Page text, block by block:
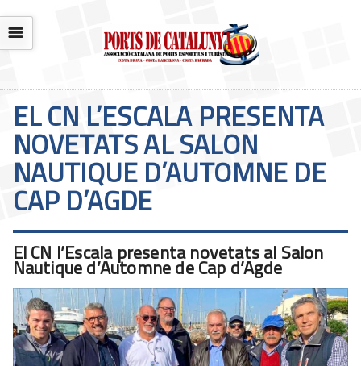
☰
EL CN L’ESCALA PRESENTA
NOVETATS AL SALON
NAUTIQUE D’AUTOMNE DE
CAP D’AGDE
El CN l’Escala presenta novetats al Salon
Nautique d’Automne de Cap d’Agde